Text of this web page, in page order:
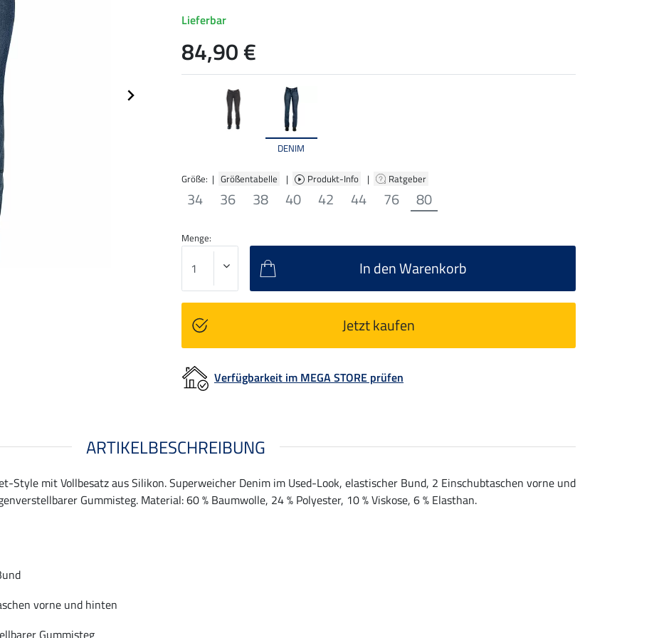
DENIM
Größe: | Größentabelle | Produkt-Info | Ratgeber
34 36 38 40 42 44 76 80
Lieferbar
84,90 €
Menge:
In den Warenkorb
Jetzt kaufen
Verfügbarkeit im MEGA STORE prüfen
ARTIKELBESCHREIBUNG
Style mit Vollbesatz aus Silikon. Superweicher Denim im Used-Look, elastischer Bund, 2 Einschubtaschen vorne und
Gummisteg. Material: 60 % Baumwolle, 24 % Polyester, 10 % Viskose, 6 % Elasthan.
vorne und hinten
Gummisteg